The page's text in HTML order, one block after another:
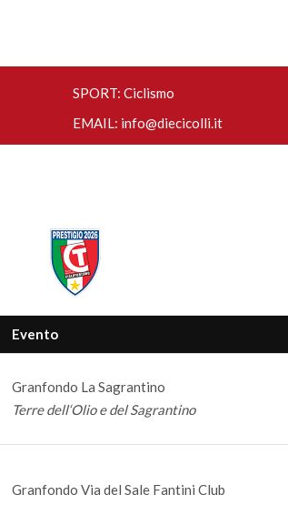
SPORT: Ciclismo
EMAIL: info@diecicolli.it
Evento
Granfondo La Sagrantino
Terre dell‘Olio e del Sagrantino
Granfondo Via del Sale Fantini Club